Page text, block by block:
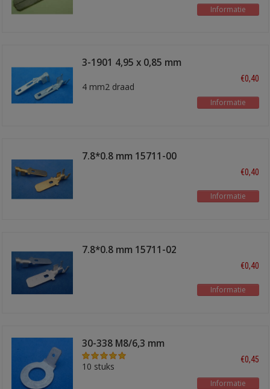
Informatie
3-1901 4,95 x 0,85 mm
4 mm2 draad
€0,40
Informatie
7.8*0.8 mm 15711-00
€0,40
Informatie
7.8*0.8 mm 15711-02
€0,40
Informatie
30-338 M8/6,3 mm
10 stuks
€0,45
Informatie